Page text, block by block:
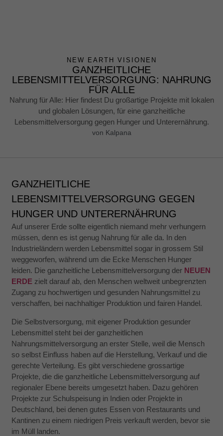
NEW EARTH VISIONEN
GANZHEITLICHE
LEBENSMITTELVERSORGUNG: NAHRUNG
FÜR ALLE
Nahrung für Alle: Hier findest Du großartige Projekte mit lokalen
und globalen Lösungen, für eine ganzheitliche
Lebensmittelversorgung gegen Hunger und Unterernährung.
von Kalpana
GANZHEITLICHE
LEBENSMITTELVERSORGUNG GEGEN
HUNGER UND UNTERERNÄHRUNG
Auf unserer Erde sollte eigentlich niemand mehr verhungern
müssen, denn es ist genug Nahrung für alle da. In den
Industrieländern werden Lebensmittel sogar in grossem Stil
weggeworfen, während um die Ecke Menschen Hunger
leiden. Die ganzheitliche Lebensmittelversorgung der NEUEN
ERDE zielt darauf ab, den Menschen weltweit unbegrenzten
Zugang zu hochwertigen und gesunden Nahrungsmittel zu
verschaffen, bei nachhaltiger Produktion und fairen Handel.
Die Selbstversorgung, mit eigener Produktion gesunder
Lebensmittel steht bei der ganzheitlichen
Nahrungsmittelversorgung an erster Stelle, weil die Mensch
so selbst Einfluss haben auf die Herstellung, Verkauf und die
gerechte Verteilung. Es gibt verschiedene grossartige
Projekte, die die ganzheitliche Lebensmittelversorgung auf
regionaler Ebene bereits umgesetzt haben. Dazu gehören
Projekte zur Schulspeisung in Indien oder Projekte in
Deutschland, bei denen gutes Essen von Restaurants und
Kantinen zu einem niedrigen Preis verkauft werden, bevor sie
im Müll landen.
Notwendig
Cookies
sind nicht
optional.
Sie werden
benötigt,
damit die
Website
funktioniert.
Statistik
Mit diesen